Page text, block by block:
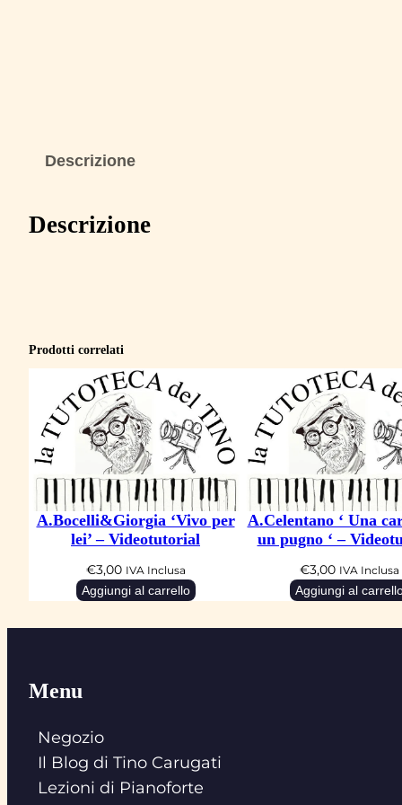
Descrizione
Descrizione
Prodotti correlati
A.Bocelli&Giorgia ‘Vivo per
lei’ – Videotutorial
€3,00 IVA Inclusa
Aggiungi al carrello
A.Celentano ‘ Una
un pugno ‘ –
€3,00 IVA Inclusa
Aggiungi al
Menu
Negozio
Il Blog di Tino Carugati
Lezioni di Pianoforte